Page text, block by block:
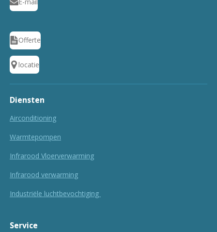
Offerte
locatie
Diensten
Airconditioning
Warmtepompen
Infrarood Vloerverwarming
Infrarood verwarming
Industriële luchtbevochtiging
Service